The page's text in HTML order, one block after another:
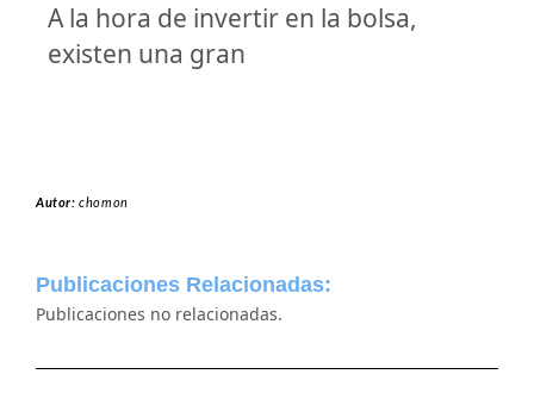
A la hora de invertir en la bolsa,
existen una gran
Autor:chomon
Publicaciones Relacionadas:
Publicaciones no relacionadas.